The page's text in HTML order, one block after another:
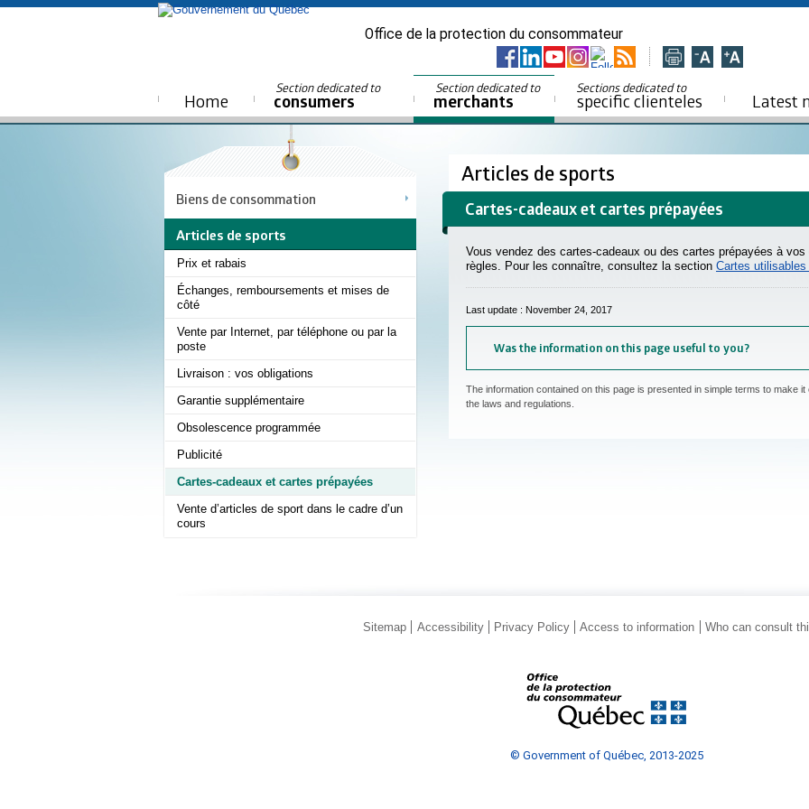
Office de la protection du consommateur
Home
Section dedicated to
consumers
Section dedicated to
merchants
Sections dedicated to
specific clienteles Latest
Biens de consommation
Articles de sports
Prix et rabais
Échanges, remboursements et mises de
côté
Vente par Internet, par téléphone ou par la
poste
Livraison : vos obligations
Garantie supplémentaire
Obsolescence programmée
Publicité
Cartes-cadeaux et cartes prépayées
Vente d’articles de sport dans le cadre d’un
cours
Articles de sports
Cartes-cadeaux et cartes prépayées
Vous vendez des cartes-cadeaux ou des cartes prépayées à
règles. Pour les connaître, consultez la section Cartes utilisables
Last update : November 24, 2017
Was the information on this page useful to you?
The information contained on this page is presented in simple terms to make
the laws and regulations.
Sitemap Accessibility Privacy Policy Access to information Who can consult
© Government of Québec, 2013-2025